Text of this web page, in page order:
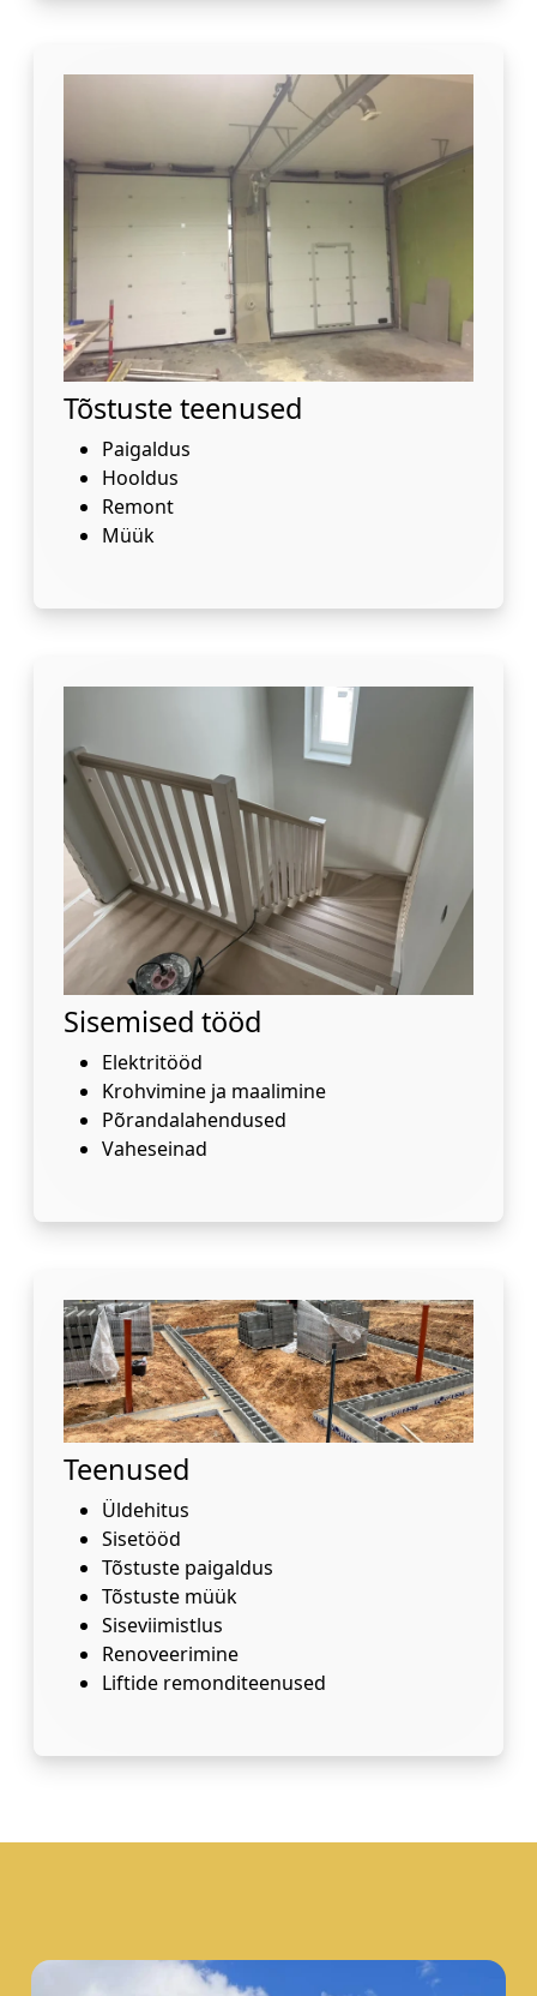
Tõstuste teenused
Paigaldus
Hooldus
Remont
Müük
Sisemised tööd
Elektritööd
Krohvimine ja maalimine
Põrandalahendused
Vaheseinad
Teenused
Üldehitus
Sisetööd
Tõstuste paigaldus
Tõstuste müük
Siseviimistlus
Renoveerimine
Liftide remonditeenused